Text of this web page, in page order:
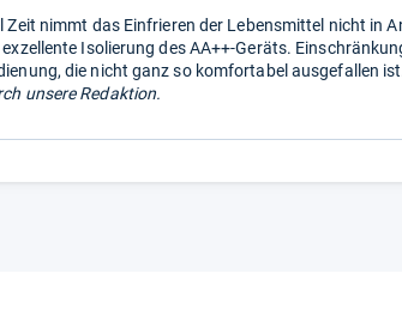
Zeit nimmt das Einfrieren der Lebensmittel nicht in
exzellente Isolierung des AA++-Geräts.
die nicht ganz so komfortabel ausgefallen
unsere Redaktion.